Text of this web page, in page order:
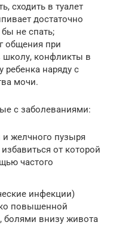
сходить в туалет
достаточно
не спать;
общения при
школу, конфликты в
наряду с
мочи.
с заболеваниями:
и желчного пузыря
от которой
частого
инфекции)
повышенной
болями внизу живота